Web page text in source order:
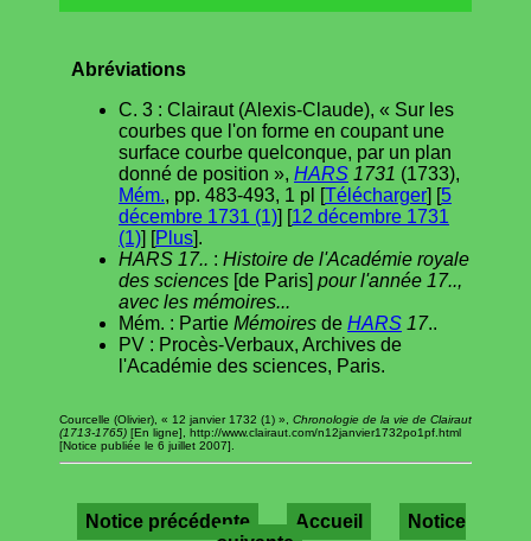
Abréviations
C. 3 : Clairaut (Alexis-Claude), « Sur les
courbes que l'on forme en coupant une
surface courbe quelconque, par un plan
donné de position », HARS 1731 (1733),
Mém., pp. 483-493, 1 pl [Télécharger] [5
décembre 1731 (1)] [12 décembre 1731
(1)] [Plus].
HARS 17.. : Histoire de l'Académie royale
des sciences [de Paris] pour l'année 17..,
avec les mémoires...
Mém. : Partie Mémoires de HARS 17..
PV : Procès-Verbaux, Archives de
l'Académie des sciences, Paris.
Courcelle (Olivier), « 12 janvier 1732 (1) », Chronologie de la vie de Clairaut
(1713-1765) [En ligne], http://www.clairaut.com/n12janvier1732po1pf.html
[Notice publiée le 6 juillet 2007].
Notice précédente Accueil
Notice